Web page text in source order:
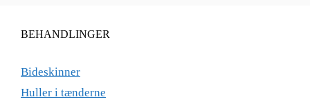
BEHANDLINGER
Bideskinner
Huller i tænderne